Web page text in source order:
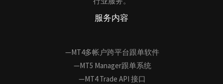
服务内容
—MT4多帐户跨平台跟单软件
—MT5 Manager跟单系统
—MT4 Trade API 接口